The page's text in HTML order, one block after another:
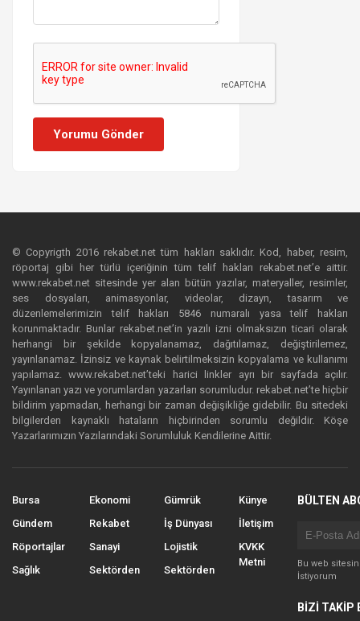
Yorumu Gönder
© Copyrigth 2016 rekabet.net tüm hakları saklıdır. Kod, haber, resim,
röportaj gibi her türlü içeriğinin tüm telif hakları rekabet.net’e aittir.
www.rekabet.net sitesinde yer alan bütün yazılar, materyaller, resimler,
ses dosyaları, animasyonlar, videolar, dizayn, tasarım ve
düzenlemelerimizin telif hakları 5846 numaralı yasa telif hakları
korunmaktadır. Bunlar rekabet.net’in yazılı izni olmaksızın ticari olarak
herhangi bir şekilde kopyalanamaz, dağıtılamaz, değiştirilemez,
yayınlanamaz. İzinsiz ve kaynak belirtilmeksizin kopyalama ve kullanımı
yapılamaz. www.rekabet.net’teki harici linkler ayrı bir sayfada açılır.
Yayınlanan yazı ve yorumlardan yazarları sorumludur. rekabet.net’te hiçbir
bildirim yapmadan, herhangi bir zaman değişikliğe gidebilir. Bu sitedeki
bilgilerden kaynaklı hataların hiçbirinden sorumlu değildir. Köşe
Yazarlarımızın Yazılarındaki Sorumluluk Kendilerine Aittir.
Bursa
Gündem
Röportajlar
Sağlık
Ekonomi
Rekabet
Sanayi
Sektörden
Gümrük
İş Dünyası
Lojistik
Sektörden
Künye
İletişim
KVKK
Metni
BÜLTEN
Bu web
İstiyorum
BİZİ TAKİP